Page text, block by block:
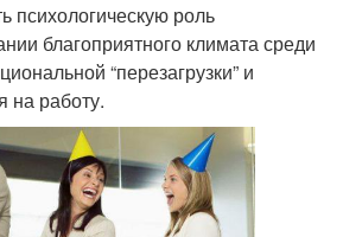
психологическую роль
благоприятного климата среди
“перезагрузки” и
на работу.